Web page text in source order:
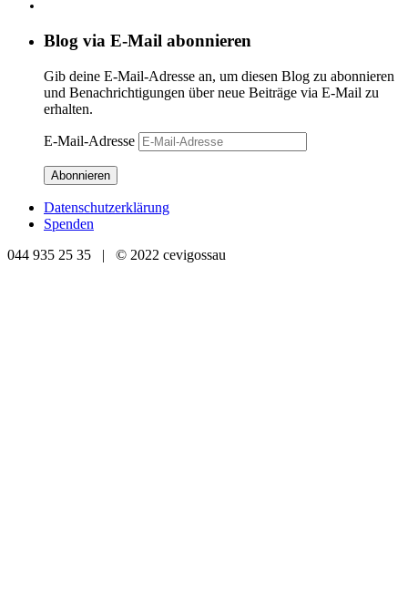
Blog via E-Mail abonnieren
Gib deine E-Mail-Adresse an, um diesen Blog zu abonnieren
und Benachrichtigungen über neue Beiträge via E-Mail zu
erhalten.
E-Mail-Adresse
Abonnieren
Datenschutzerklärung
Spenden
044 935 25 35 | © 2022 cevigossau